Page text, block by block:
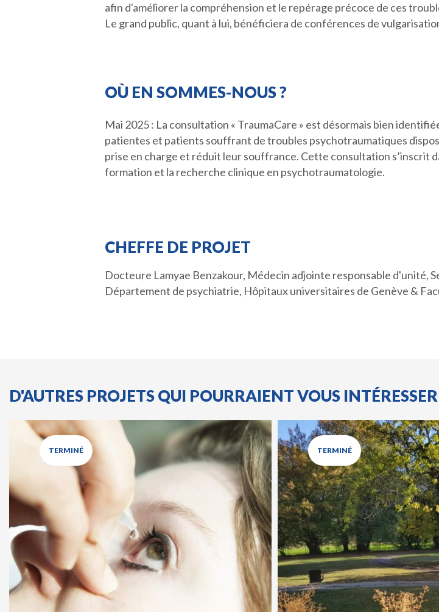
afin d'améliorer la compréhension et le repérage précoce de ces
Le grand public, quant à lui, bénéficiera de conférences de
OÙ EN SOMMES-NOUS ?
Mai 2025 : La consultation « TraumaCare » est désormais bien
patientes et patients souffrant de troubles psychotraumatiques
prise en charge et réduit leur souffrance. Cette consultation s’inscrit
formation et la recherche clinique en psychotraumatologie.
CHEFFE DE PROJET
Docteure Lamyae Benzakour, Médecin adjointe responsable d'unité,
Département de psychiatrie, Hôpitaux universitaires de Genève &
D'AUTRES PROJETS QUI POURRAIENT VOUS INTÉRESSER
TERMINÉ TERMINÉ